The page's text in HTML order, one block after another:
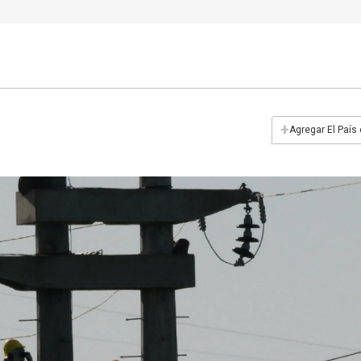
+Agregar El País